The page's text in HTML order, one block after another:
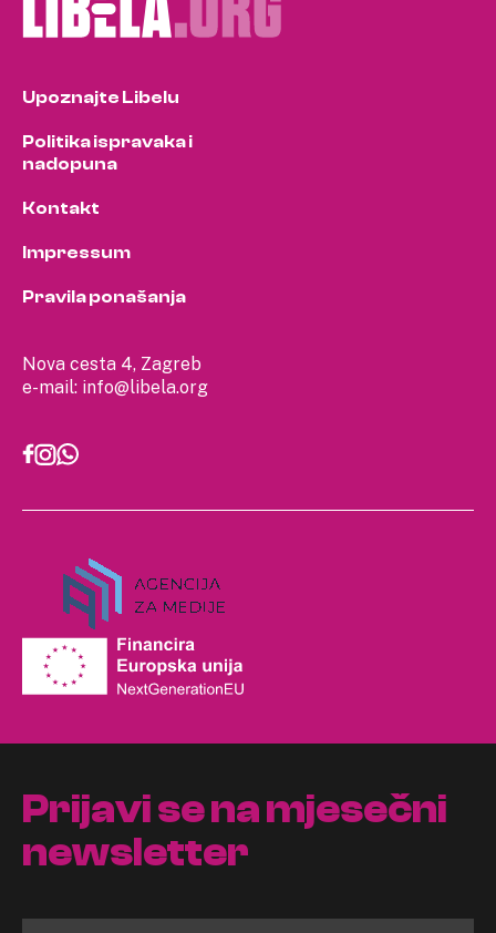
Nova cesta 4, Zagreb
e-mail: info@libela.org
Upoznajte Libelu
Politika ispravaka i
nadopuna
Kontakt
Impressum
Pravila ponašanja
Prijavi se na mjesečni
newsletter